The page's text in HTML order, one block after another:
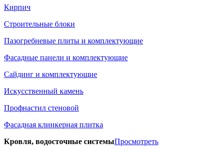
Кирпич
Строительные блоки
Пазогребневые плиты и комплектующие
Фасадные панели и комплектующие
Сайдинг и комплектующие
Искусственный камень
Профнастил стеновой
Фасадная клинкерная плитка
Кровля, водосточные системыПросмотреть